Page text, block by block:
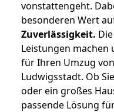
vonstattengeht.
besonderen Wert
Zuverlässigkeit.
Leistungen machen
für Ihren Umzug
Ludwigsstadt. Ob
oder ein großes
passende Lösung